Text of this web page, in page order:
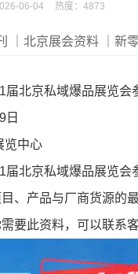
06-04 热度：4873
｜北京展会资料 ｜新
届北京私域爆品展览会
日
览中心
北京私域爆品展览会
、产品与厂商货源的
要此资料，可以联系